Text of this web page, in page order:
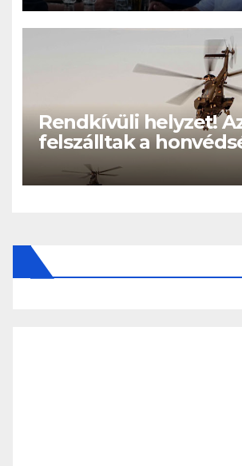
Rendkívüli helyzet!
felszálltak a
helikopterei, óriási a
Magyarországon! –